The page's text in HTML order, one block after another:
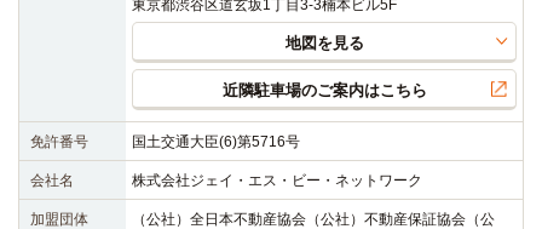
東京都渋谷区道玄坂1丁目3-3楠本ビル5F
地図を見る
近隣駐車場のご案内はこちら
免許番号 国土交通大臣(6)第5716号
会社名 株式会社ジェイ・エス・ビー・ネットワーク
加盟団体
（公社）全日本不動産協会（公社）不動産保証協会（公